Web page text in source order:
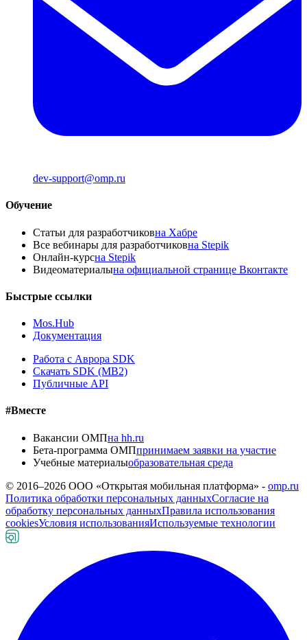
dev-support@omp.ru
Обучение
Статьи для разработчиковна Хабре
Все вебинары для разработчиковна Stepik
Онлайн-курсна Stepik
Видеоматериалына официальной странице Вконтакте
Быстрые ссылки
Mos.Hub
Документация
Работа с Аврора SDK
Скачать SDK (MB2)
Публичные API
#Вместе
Вакансии ОМПна hh.ru
Бета-программа ОМПпринимаем заявки на участие
Учебные материалыобразовательная среда
© 2016–2026 ООО «Открытая мобильная платформа» - omp.ru
Политика обработки персональных данныхСогласие на
обработку персональных данныхПравила использования
cookiesУсловия использованияИспользуемые технологии